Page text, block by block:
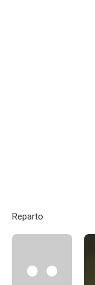
Reparto